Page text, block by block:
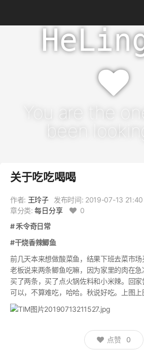
You are the
been
关于吃吃喝喝
作者: 王玲子 发布时间: 2019-07-13 21:40
章分类:每日分享
0
# 禾令奇日常
#干烧香辣鲫鱼
前几天本来想做酸菜鱼，结果下班去菜市场
老板说来两条鲫鱼吃嘛，因为家里的肉在
买了两条，买了点火锅佐料和小米辣。回
可以，不算难吃，哈哈。秋说好吃。上图上
点赞 0